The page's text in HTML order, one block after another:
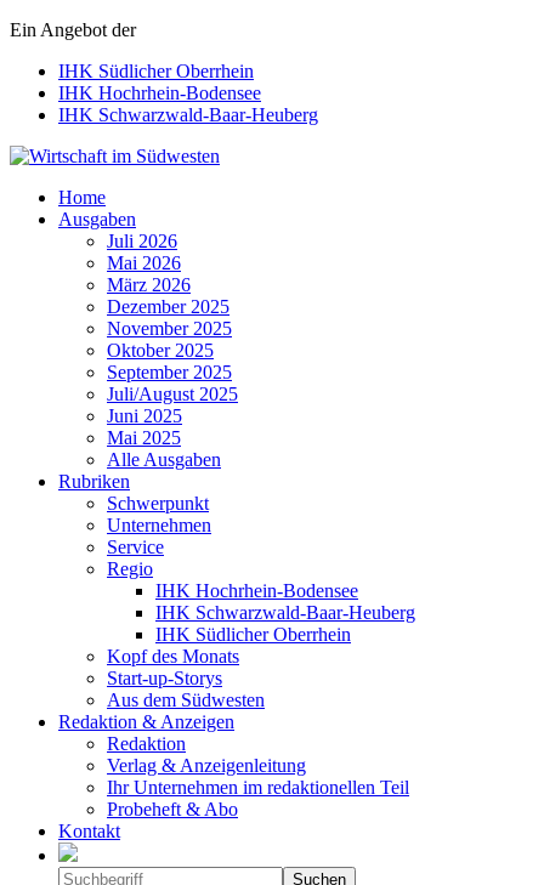
Ein Angebot der
IHK Südlicher Oberrhein
IHK Hochrhein-Bodensee
IHK Schwarzwald-Baar-Heuberg
Wirtschaft im Südwesten
Home
Ausgaben
Juli 2026
Mai 2026
März 2026
Dezember 2025
November 2025
Oktober 2025
September 2025
Juli/August 2025
Juni 2025
Mai 2025
Alle Ausgaben
Rubriken
Schwerpunkt
Unternehmen
Service
Regio
IHK Hochrhein-Bodensee
IHK Schwarzwald-Baar-Heuberg
IHK Südlicher Oberrhein
Kopf des Monats
Start-up-Storys
Aus dem Südwesten
Redaktion & Anzeigen
Redaktion
Verlag & Anzeigenleitung
Ihr Unternehmen im redaktionellen Teil
Probeheft & Abo
Kontakt